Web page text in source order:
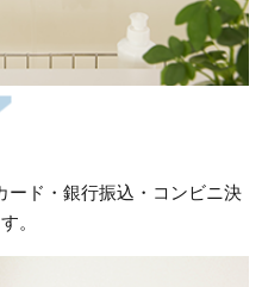
ード・銀行振込・コンビニ決
。